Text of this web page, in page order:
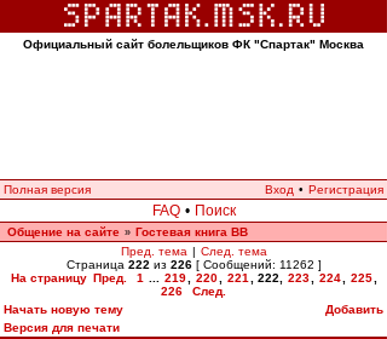
Официальный сайт болельщиков ФК "Спартак" Москва
Полная версия Вход • Регистрация
FAQ • Поиск
Общение на сайте » Гостевая книга ВВ
Пред. тема | След. тема
Страница 222 из 226[ Сообщений: 11262 ]
На страницу Пред. 1 219 220 221 222 223 224 225
226
След.
Начать новую тему
Добавить
Версия для печати